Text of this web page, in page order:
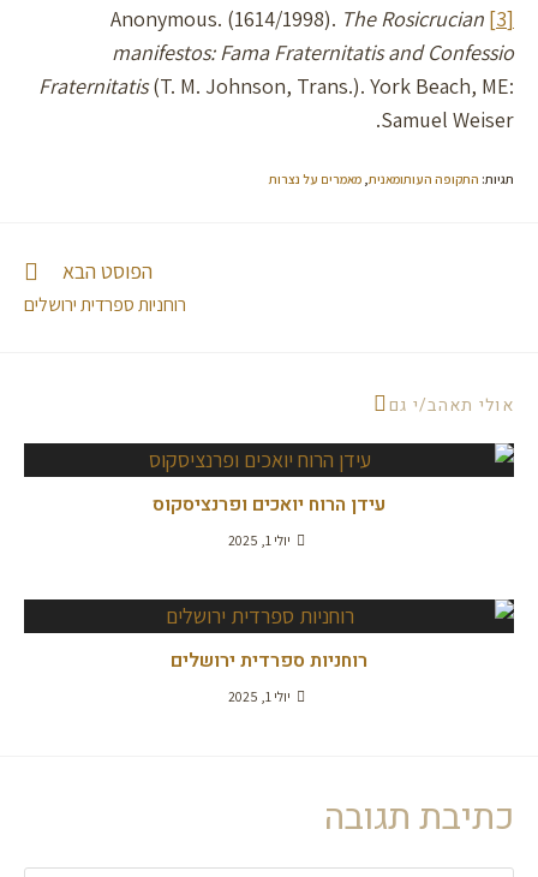
[3]
The Rosicrucian
manifestos: Fama Fraternitatis and Confessio
Fraternitatis(T. M. Johnson, Trans.). York Beach, ME:
Samuel Weiser.
תגיות: התקופה העותומאנית מאמרים על נצרות
הפוסט הבא
רוחניות ספרדית ירושלים
אולי תאהב/י גם
עידן הרוח יואכים ופרנציסקוס
יולי 1, 2025
רוחניות ספרדית ירושלים
יולי 1, 2025
כתיבת תגובה